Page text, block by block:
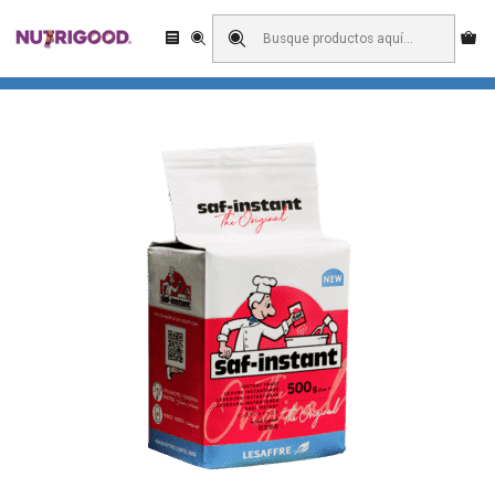
Importados Levadura Seca 500gr.